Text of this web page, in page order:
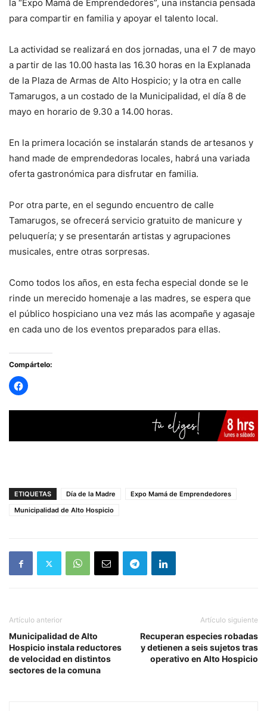
la “Expo Mamá de Emprendedores”, una instancia pensada
para compartir en familia y apoyar el talento local.
La actividad se realizará en dos jornadas, una el 7 de mayo
a partir de las 10.00 hasta las 16.30 horas en la Explanada
de la Plaza de Armas de Alto Hospicio; y la otra en calle
Tamarugos, a un costado de la Municipalidad, el día 8 de
mayo en horario de 9.30 a 14.00 horas.
En la primera locación se instalarán stands de artesanos y
hand made de emprendedoras locales, habrá una variada
oferta gastronómica para disfrutar en familia.
Por otra parte, en el segundo encuentro de calle
Tamarugos, se ofrecerá servicio gratuito de manicure y
peluquería; y se presentarán artistas y agrupaciones
musicales, entre otras sorpresas.
Como todos los años, en esta fecha especial donde se le
rinde un merecido homenaje a las madres, se espera que
el público hospiciano una vez más las acompañe y agasaje
en cada uno de los eventos preparados para ellas.
Compártelo:
ETIQUETAS Día de la Madre
Expo Mamá de Emprendedores
Municipalidad de Alto Hospicio
Artículo anterior
Municipalidad de Alto
Hospicio instala reductores
de velocidad en distintos
sectores de la comuna
Artículo siguiente
Recuperan especies robadas
y detienen a seis sujetos tras
operativo en Alto Hospicio